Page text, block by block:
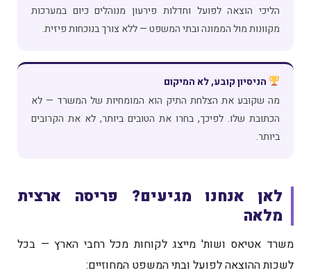
הליכי הוצאה לפועל וחדלות פירעון מנוהלים כיום במערכות
מקוונות מול הממונה ובתי המשפט — ללא צורך בנוכחות פיזית.
הניסיון קובע, לא המיקום
מה שקובע את הצלחת התיק הוא המומחיות של המשרד — לא
הכתובת שלו. לפיכך, בחרו את הטובים ביותר, לא את הקרובים
ביותר.
לאן אנחנו מגיעים? פריסה ארצית
מלאה
משרד אטיאס ושות' מייצג לקוחות מכל רחבי הארץ — בכל
לשכות ההוצאה לפועל ובתי המשפט המחוזיים: